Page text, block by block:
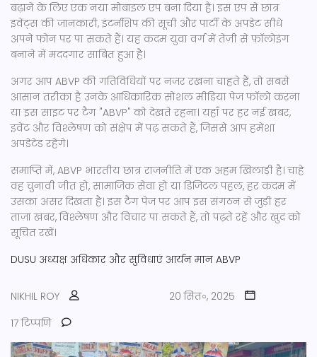
बढ़ाने के लिए एक नया मोबाइल एप बना दिया है। इस एप से छात्र
इवेंट्स की जानकारी, इंटर्नशिप की सूची और पार्टी के अपडेट सीधे
अपने फोन पर पा सकते हैं। यह कदम युवा वर्ग में तेज़ी से फ़ॉलोइंग
बनाने में मददगार साबित हुआ है।
अगर आप ABVP की गतिविधियों पर नजर रखना चाहते हैं, तो सबसे
आसान तरीका है उनके आधिकारिक सोशल मीडिया पेज फॉलो करना
या इस साइट पर टैग "ABVP" को देखते रहना। यहाँ पर हर नई खबर,
इवेंट और विश्लेषण को संक्षेप में पढ़ सकते हैं, जिससे आप हमेशा
अपडेटेड रहेंगे।
समाप्ति में, ABVP भारतीय छात्र राजनीति में एक अहम खिलाड़ी है। चाहे
वह चुनावी जीत हो, सामाजिक सेवा हो या डिजिटल पहल, हर कदम में
उसका असर दिखता है। इस टैग पेज पर आप इस संगठन से जुड़ी हर
ताज़ा खबर, विश्लेषण और विचार पा सकते हैं, तो पढ़ते रहें और खुद को
सूचित रखें।
DUSU अध्यक्ष अधिकार और सुविधाएं आर्यन मान ABVP
NIKHIL ROY
20 सित॰, 2025
17 टिप्पणि